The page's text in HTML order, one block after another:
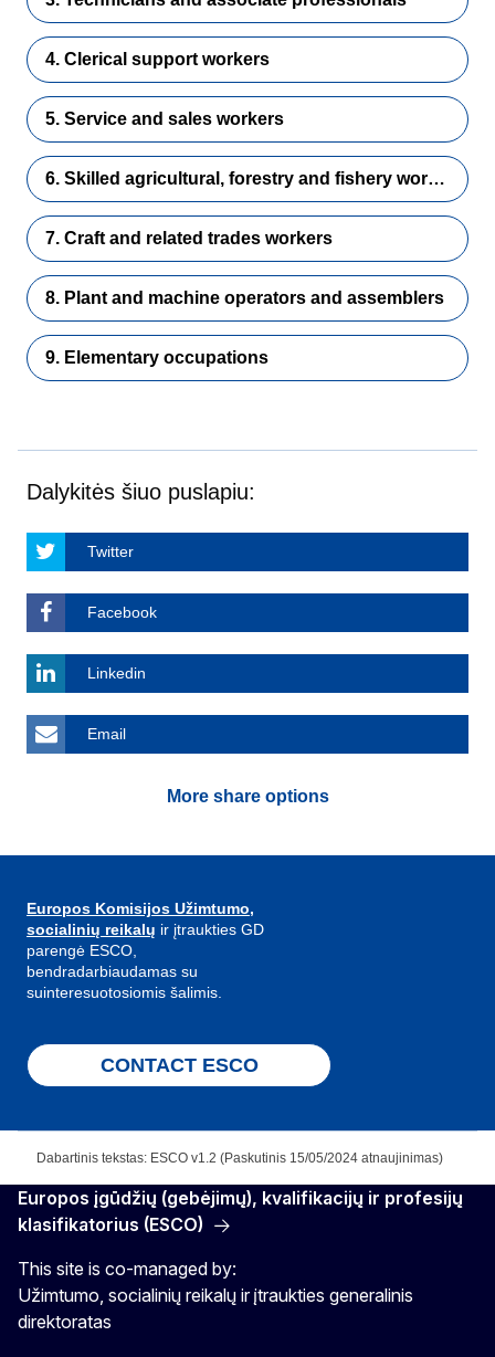
4. Clerical support workers
5. Service and sales workers
6. Skilled agricultural, forestry and fishery workers
7. Craft and related trades workers
8. Plant and machine operators and assemblers
9. Elementary occupations
Dalykitės šiuo puslapiu:
Twitter
Facebook
Linkedin
Email
More share options
Europos Komisijos Užimtumo,
socialinių reikalų ir įtraukties GD
parengė ESCO,
bendradarbiaudamas su
suinteresuotosiomis šalimis.
CONTACT ESCO
Dabartinis tekstas: ESCO v1.2 (Paskutinis 15/05/2024 atnaujinimas)
Europos įgūdžių (gebėjimų), kvalifikacijų ir profesijų
klasifikatorius (ESCO)
This site is co-managed by:
Užimtumo, socialinių reikalų ir įtraukties generalinis
direktoratas